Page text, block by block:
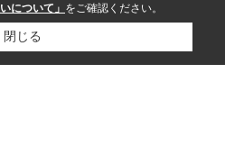
について」 をご確認ください。
閉じる